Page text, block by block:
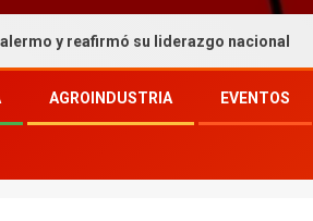
su liderazgo nacional
AGROINDUSTRIA EVENTOS